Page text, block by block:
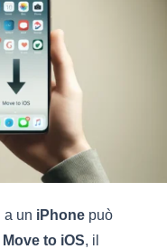
a un iPhone può
Move to iOS, il